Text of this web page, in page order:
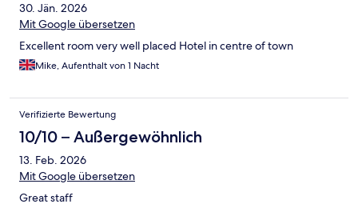
30. Jän. 2026
Mit Google übersetzen
Excellent room very well placed Hotel in centre of town
Mike, Aufenthalt von 1 Nacht
Verifizierte Bewertung
10/10 – Außergewöhnlich
13. Feb. 2026
Mit Google übersetzen
Great staff